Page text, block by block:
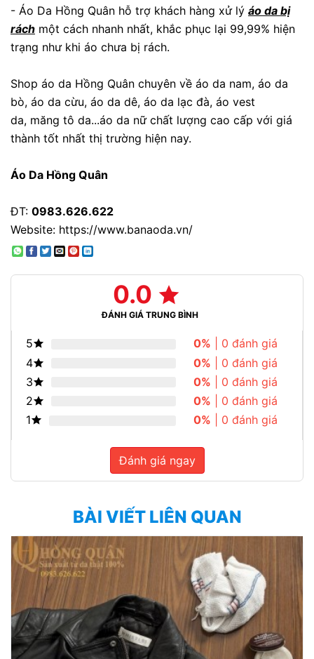
- Áo Da Hồng Quân hỗ trợ khách hàng xử lý áo da bị
rách một cách nhanh nhất, khắc phục lại 99,99% hiện
trạng như khi áo chưa bị rách.
Shop áo da Hồng Quân chuyên về áo da nam, áo da
bò, áo da cừu, áo da dê, áo da lạc đà, áo vest
da, măng tô da...áo da nữchất lượng cao cấp với giá
thành tốt nhất thị trường hiện nay.
Áo Da Hồng Quân
ĐT: 0983.626.622
Website: https://www.banaoda.vn/
0.0
ĐÁNH GIÁ TRUNG BÌNH
5 0% | 0 đánh giá
4
0% | 0 đánh giá
3
0% | 0 đánh giá
2
0% | 0 đánh giá
1
0% | 0 đánh giá
Đánh giá ngay
BÀI VIẾT LIÊN QUAN